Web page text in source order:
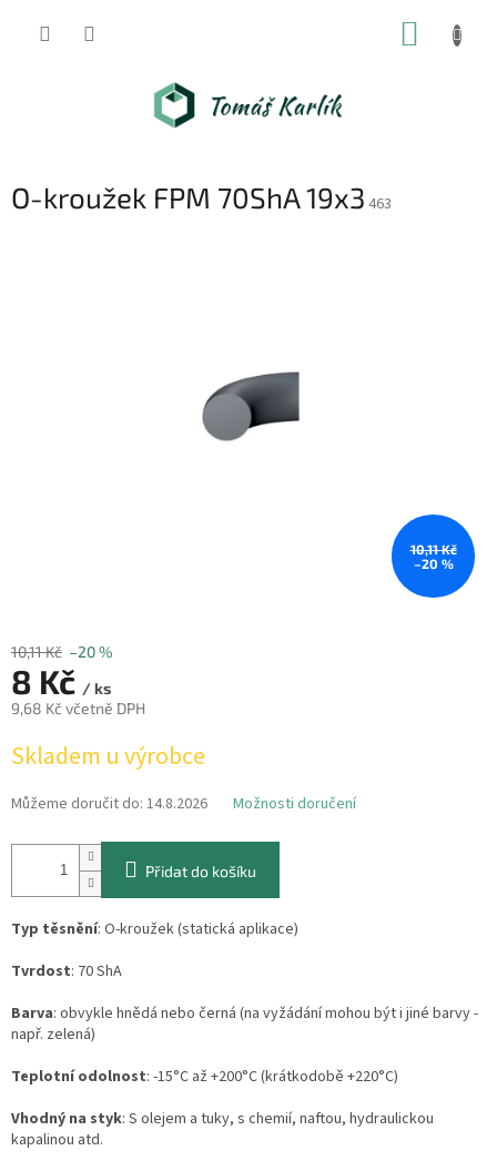
O-kroužek FPM 70ShA 19x3 463
10,11 Kč
–20 %
10,11 Kč –20 %
8 Kč / ks
9,68 Kč včetně DPH
cena:
Skladem u výrobce
Můžeme doručit do: 14.8.2026 Možnosti doručení
Přidat do košíku
Typ těsnění: O-kroužek (statická aplikace)
Tvrdost: 70 ShA
Barva: obvykle hnědá nebo černá (na vyžádání mohou být i jiné barvy -
např. zelená)
Teplotní odolnost: -15°C až +200°C (krátkodobě +220°C)
Vhodný na styk: S olejem a tuky, s chemií, naftou, hydraulickou
kapalinou atd.